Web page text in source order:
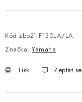
Kód zboží: F130LA/LA
Značka: Yamaha
Tisk Zeptat se